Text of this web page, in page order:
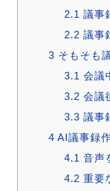
2.1 議事
2.2 議事
3 そもそも
3.1 会議
3.2 会議
3.3 議事
4 AI議事録
4.1 音声
4.2 重要